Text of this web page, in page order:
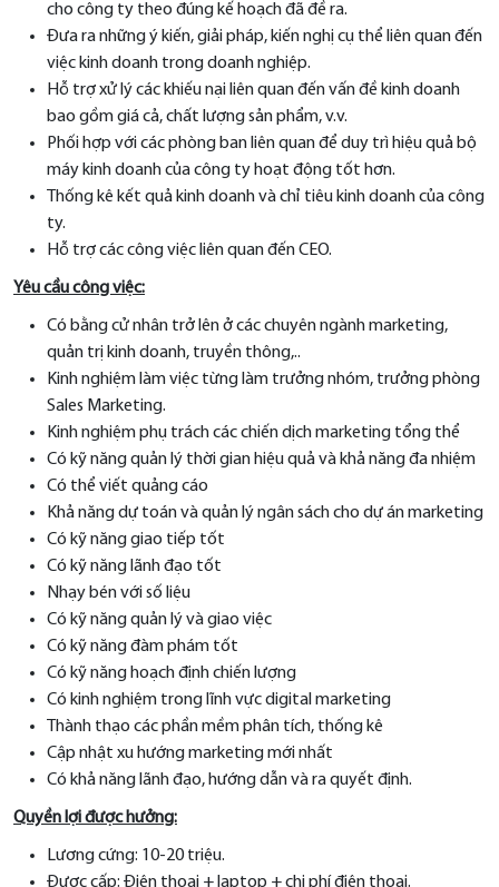
cho công ty theo đúng kế hoạch đã đề ra.
Đưa ra những ý kiến, giải pháp, kiến nghị cụ thể liên quan đến
việc kinh doanh trong doanh nghiệp.
Hỗ trợ xử lý các khiếu nại liên quan đến vấn đề kinh doanh
bao gồm giá cả, chất lượng sản phẩm, v.v.
Phối hợp với các phòng ban liên quan để duy trì hiệu quả bộ
máy kinh doanh của công ty hoạt động tốt hơn.
Thống kê kết quả kinh doanh và chỉ tiêu kinh doanh của công
ty.
Hỗ trợ các công việc liên quan đến CEO.
Yêu cầu công việc:
Có bằng cử nhân trở lên ở các chuyên ngành marketing,
quản trị kinh doanh, truyền thông,..
Kinh nghiệm làm việc từng làm trưởng nhóm, trưởng phòng
Sales Marketing.
Kinh nghiệm phụ trách các chiến dịch marketing tổng thể
Có kỹ năng quản lý thời gian hiệu quả và khả năng đa nhiệm
Có thể viết quảng cáo
Khả năng dự toán và quản lý ngân sách cho dự án marketing
Có kỹ năng giao tiếp tốt
Có kỹ năng lãnh đạo tốt
Nhạy bén với số liệu
Có kỹ năng quản lý và giao việc
Có kỹ năng đàm phám tốt
Có kỹ năng hoạch định chiến lượng
Có kinh nghiệm trong lĩnh vực digital marketing
Thành thạo các phần mềm phân tích, thống kê
Cập nhật xu hướng marketing mới nhất
Có khả năng lãnh đạo, hướng dẫn và ra quyết định.
Quyền lợi được hưởng:
Lương cứng: 10-20 triệu.
Được cấp: Điện thoại + laptop + chi phí điện thoại.